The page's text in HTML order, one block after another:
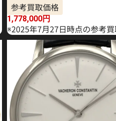
参考買取価格
1,778,000円
※2025年7月27日時点の参考